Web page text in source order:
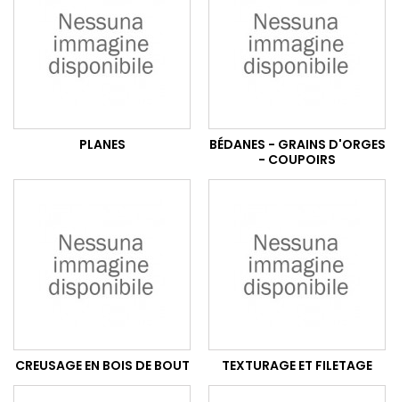
PLANES
BÉDANES - GRAINS D'ORGES
- COUPOIRS
CREUSAGE EN BOIS DE BOUT TEXTURAGE ET FILETAGE